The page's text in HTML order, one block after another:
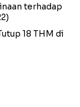
terhadap
18 THM di